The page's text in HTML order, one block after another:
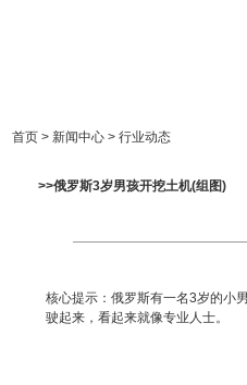
首页 > 新闻中心 > 行业动态
>>俄罗斯3岁男孩开挖土机(组图)
核心提示：俄罗斯有一名3岁的小
驶起来，看起来就像专业人士。